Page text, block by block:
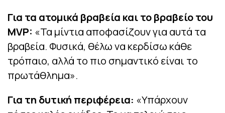
Για τα ατομικά βραβεία και το βραβείο του
MVP: «Τα μίντια αποφασίζουν για αυτά τα
βραβεία. Φυσικά, θέλω να κερδίσω κάθε
τρόπαιο, αλλά το πιο σημαντικό είναι το
πρωτάθλημα».
Για τη δυτική περιφέρεια: «Υπάρχουν